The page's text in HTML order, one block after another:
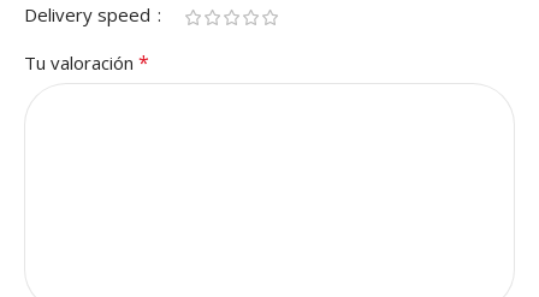
Delivery speed
Tu valoración *